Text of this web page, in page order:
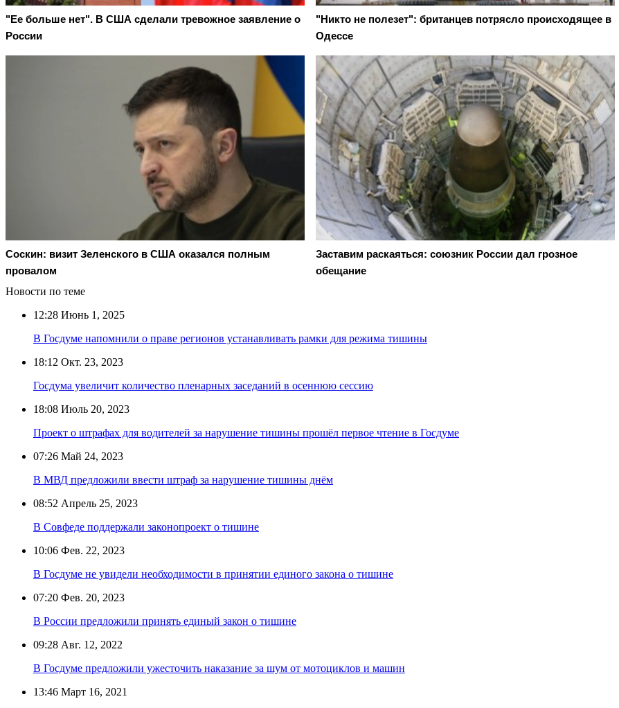
"Ее больше нет". В США сделали тревожное заявление о
России
"Никто не полезет": британцев потрясло происходящее в
Одессе
Соскин: визит Зеленского в США оказался полным
провалом
Заставим раскаяться: союзник России дал грозное
обещание
Новости по теме
12:28 Июнь 1, 2025
В Госдуме напомнили о праве регионов устанавливать рамки для режима тишины
18:12 Окт. 23, 2023
Госдума увеличит количество пленарных заседаний в осеннюю сессию
18:08 Июль 20, 2023
Проект о штрафах для водителей за нарушение тишины прошёл первое чтение в Госдуме
07:26 Май 24, 2023
В МВД предложили ввести штраф за нарушение тишины днём
08:52 Апрель 25, 2023
В Совфеде поддержали законопроект о тишине
10:06 Фев. 22, 2023
В Госдуме не увидели необходимости в принятии единого закона о тишине
07:20 Фев. 20, 2023
В России предложили принять единый закон о тишине
09:28 Авг. 12, 2022
В Госдуме предложили ужесточить наказание за шум от мотоциклов и машин
13:46 Март 16, 2021